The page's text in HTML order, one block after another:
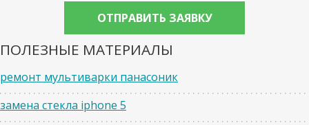
ПОЛЕЗНЫЕ МАТЕРИАЛЫ
ремонт мультиварки панасоник
замена стекла iphone 5